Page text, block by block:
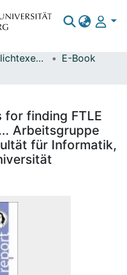
Elektronische Pflichtexemplare
E-Book
finding FTLE
Arbeitsgruppe
für Informatik,